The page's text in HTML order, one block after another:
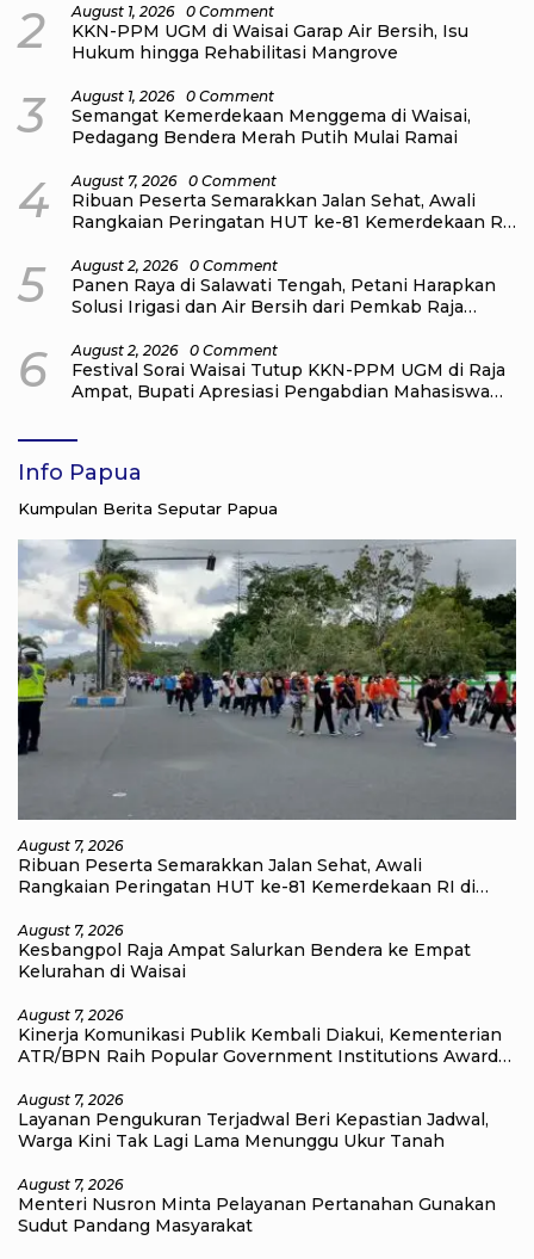
2 August 1, 2026 0 Comment
KKN-PPM UGM di Waisai Garap Air Bersih, Isu
Hukum hingga Rehabilitasi Mangrove
3 August 1, 2026 0 Comment
Semangat Kemerdekaan Menggema di Waisai,
Pedagang Bendera Merah Putih Mulai Ramai
4 August 7, 2026 0 Comment
Ribuan Peserta Semarakkan Jalan Sehat, Awali
Rangkaian Peringatan HUT ke-81 Kemerdekaan RI
5 August 2, 2026 0 Comment
Panen Raya di Salawati Tengah, Petani Harapkan
Solusi Irigasi dan Air Bersih dari Pemkab Raja
6 August 2, 2026 0 Comment
Festival Sorai Waisai Tutup KKN-PPM UGM di Raja
Ampat, Bupati Apresiasi Pengabdian Mahasiswa
Info Papua
Kumpulan Berita Seputar Papua
August 7, 2026
Ribuan Peserta Semarakkan Jalan Sehat, Awali
Rangkaian Peringatan HUT ke-81 Kemerdekaan RI di
August 7, 2026
Kesbangpol Raja Ampat Salurkan Bendera ke Empat
Kelurahan di Waisai
August 7, 2026
Kinerja Komunikasi Publik Kembali Diakui, Kementerian
ATR/BPN Raih Popular Government Institutions Award
August 7, 2026
Layanan Pengukuran Terjadwal Beri Kepastian Jadwal,
Warga Kini Tak Lagi Lama Menunggu Ukur Tanah
August 7, 2026
Menteri Nusron Minta Pelayanan Pertanahan Gunakan
Sudut Pandang Masyarakat